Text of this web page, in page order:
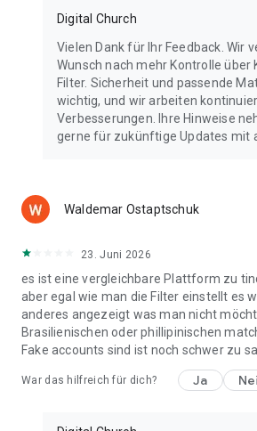
Digital Church
Vielen Dank für Ihr Feedback. Wir
Wunsch nach mehr Kontrolle über
Filter. Sicherheit und passende
wichtig, und wir arbeiten
Verbesserungen. Ihre Hinweise
gerne für zukünftige Updates mit
Waldemar Ostaptschuk
23. Juni 2026
es ist eine vergleichbare Plattform zu
aber egal wie man die Filter einstellt es
anderes angezeigt was man nicht
Brasilienischen oder phillipinischen
Fake accounts sind ist noch schwer zu
War das hilfreich für dich? Ja